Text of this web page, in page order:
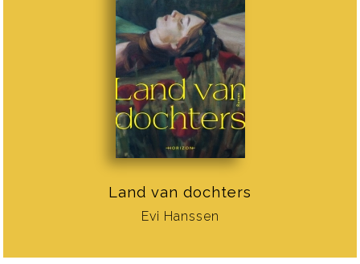
Land van dochters
Evi Hanssen